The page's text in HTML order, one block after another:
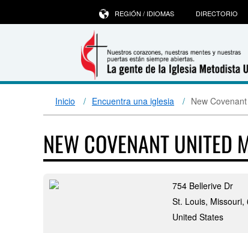
REGIÓN / IDIOMAS DIRECTORIO
Inicio Encuentra una iglesia New
NEW COVENANT UNITED
754 Bellerive Dr
St. Louis, Missouri,
United States